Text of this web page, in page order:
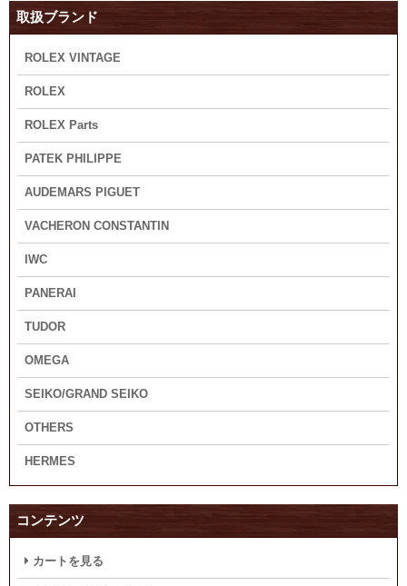
取扱ブランド
ROLEX VINTAGE
ROLEX
ROLEX Parts
PATEK PHILIPPE
AUDEMARS PIGUET
VACHERON CONSTANTIN
IWC
PANERAI
TUDOR
OMEGA
SEIKO/GRAND SEIKO
OTHERS
HERMES
コンテンツ
カートを見る